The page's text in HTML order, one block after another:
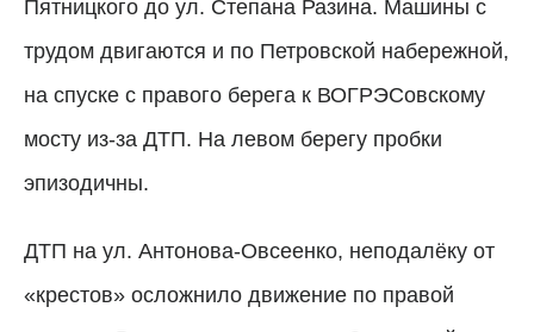
Пятницкого до ул. Степана Разина. Машины с
трудом двигаются и по Петровской набережной,
на спуске с правого берега к ВОГРЭСовскому
мосту из-за ДТП. На левом берегу пробки
эпизодичны.
ДТП на ул. Антонова-Овсеенко, неподалёку от
«крестов» осложнило движение по правой